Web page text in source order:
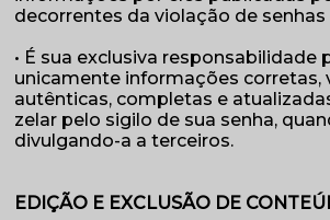
decorrentes da violação de senhas
• É sua exclusiva responsabilidade
unicamente informações corretas,
autênticas, completas e
zelar pelo sigilo de sua senha,
divulgando-a a terceiros.
EDIÇÃO E EXCLUSÃO DE